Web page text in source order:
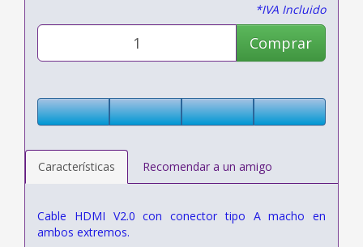
*IVA Incluido
Comprar
Características Recomendar a un amigo
Cable HDMI V2.0 con conector tipo A macho en
ambos extremos.